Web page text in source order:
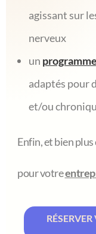
agissant sur
nerveux
un programme
adaptés pour
et/ou
Enfin, et bien
pour votre